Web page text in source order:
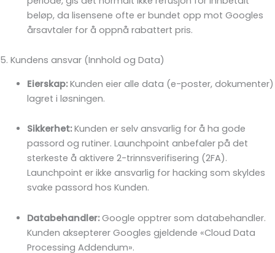
beløp, da lisensene ofte er bundet opp mot Googles
årsavtaler for å oppnå rabattert pris.
5. Kundens ansvar (Innhold og Data)
Eierskap:Kunden eier alle data (e-poster, dokumenter)
lagret i løsningen.
Sikkerhet:Kunden er selv ansvarlig for å ha gode
passord og rutiner. Launchpoint anbefaler på det
sterkeste å aktivere 2-trinnsverifisering (2FA).
Launchpoint er ikke ansvarlig for hacking som skyldes
svake passord hos Kunden.
Databehandler:Google opptrer som databehandler.
Kunden aksepterer Googles gjeldende «Cloud Data
Processing Addendum».